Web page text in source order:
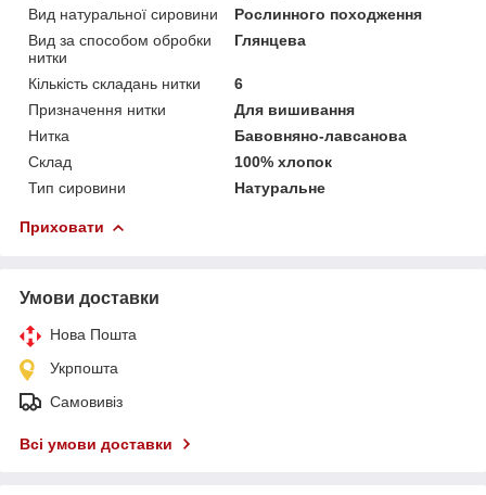
Вид натуральної сировини
Рослинного походження
Вид за способом обробки
нитки
Глянцева
Кількість складань нитки
6
Призначення нитки
Для вишивання
Нитка
Бавовняно-лавсанова
Склад
100% хлопок
Тип сировини
Натуральне
Приховати
Умови доставки
Нова Пошта
Укрпошта
Самовивіз
Всі умови доставки